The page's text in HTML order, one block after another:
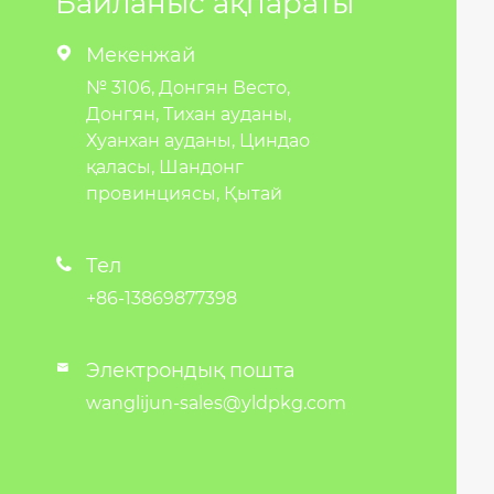
 Мекенжай
№ 3106, Донгян Весто,
Донгян, Тихан ауданы,
Хуанхан ауданы, Циндао
қаласы, Шандонг
провинциясы, Қытай
 Тел
+86-13869877398
 Электрондық пошта
wanglijun-sales@yldpkg.com